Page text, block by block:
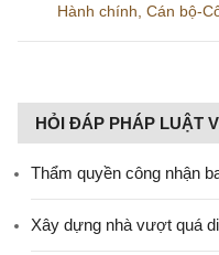
Hành chính Cán bộ-
HỎI ĐÁP PHÁP LUẬT
Thẩm quyền công nhận
Xây dựng nhà vượt quá